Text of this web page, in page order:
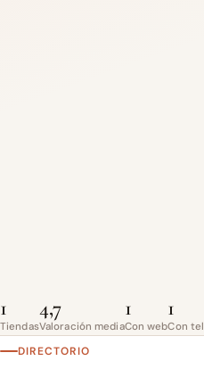
1
Tiendas
4,7
Valoración media
1
Con web
1
Con
DIRECTORIO